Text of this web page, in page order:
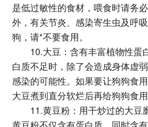
是低过敏性的食材，喂食时请务
外，有关节炎、感染寄生虫及呼
狗，请*不要食用。
10.大豆：含有丰富植物性蛋
白质不足时，除了会造成身体虚
感染的可能性。如果要让狗狗食
大豆煮到直分软烂后再给狗狗食用
11.黄豆粉：用干炒过的大豆